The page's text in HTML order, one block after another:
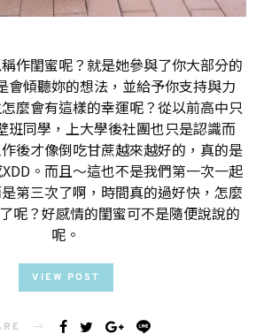
作閨蜜呢？就是她參與了你大部分的
會傾聽妳的想法，並給予你支持與力
麼會有這樣的幸運呢？從以前高中只
班同學，上大學後社團也只是認識而
後才像倒吃甘蔗越來越好的，真的是
。而且～這也不是我們第一次一起
第三次了啊，時間真的過好快，怎麼
呢？好感情的閨蜜可不是隨便說說的
呢。
VIEW POST